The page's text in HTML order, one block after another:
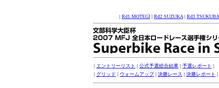
| Rd1 MOTEGI | Rd2 SUZUKA | Rd3 TSUKUBA
| エントリーリスト | 公式予選総合結果 | 予選レポート |
| グリッド | ウォームアップ| 決勝レース | 決勝レポート |